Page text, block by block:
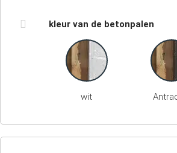
kleur van de betonpalen
wit